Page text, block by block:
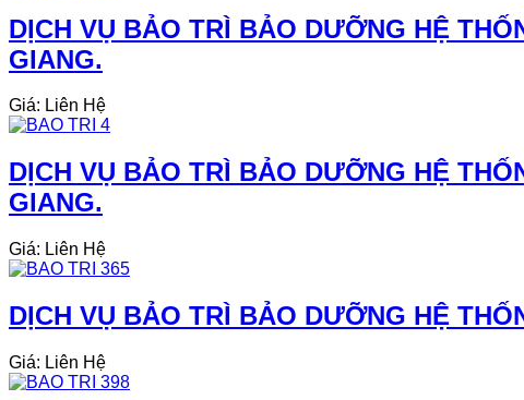
DỊCH VỤ BẢO TRÌ BẢO DƯỠNG HỆ
GIANG.
Giá: Liên Hệ
DỊCH VỤ BẢO TRÌ BẢO DƯỠNG HỆ
GIANG.
Giá: Liên Hệ
DỊCH VỤ BẢO TRÌ BẢO DƯỠNG HỆ
Giá: Liên Hệ